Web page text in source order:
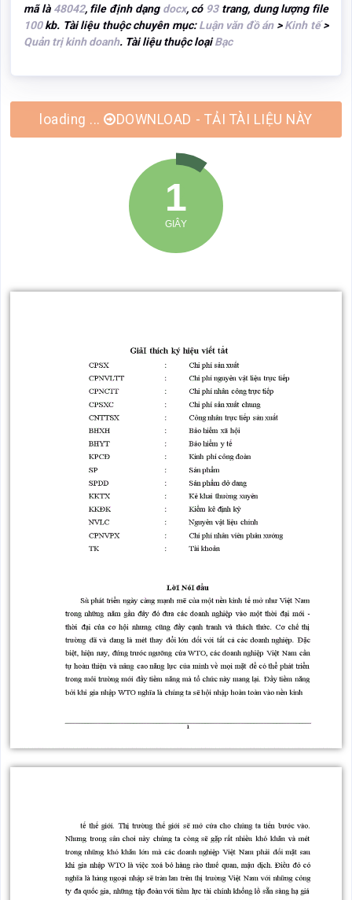
mã là 48042, file định dạng docx, có 93trang, dung lượng file
100kb. Tài liệu thuộc chuyên mục:Luận văn đồ án>Kinh tế>
Quản trị kinh doanh. Tài liệu thuộc loạiBạc
DOWNLOAD - TẢI TÀI LIỆU NÀY